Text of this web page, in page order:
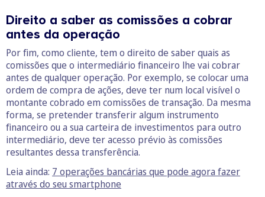
Direito a saber as comissões a cobrar
antes da operação
Por fim, como cliente, tem o direito de saber quais as
comissões que o intermediário financeiro lhe vai cobrar
antes de qualquer operação. Por exemplo, se colocar uma
ordem de compra de ações, deve ter num local visível o
montante cobrado em comissões de transação. Da mesma
forma, se pretender transferir algum instrumento
financeiro ou a sua carteira de investimentos para outro
intermediário, deve ter acesso prévio às comissões
resultantes dessa transferência.
Leia ainda: 7 operações bancárias que pode agora fazer
através do seu smartphone